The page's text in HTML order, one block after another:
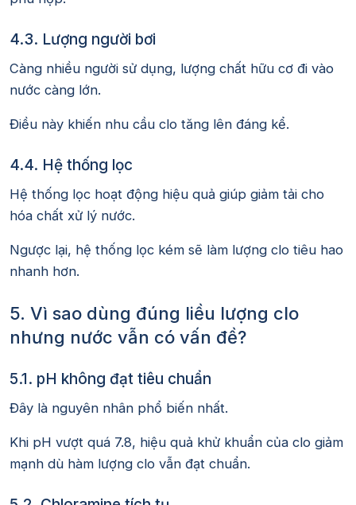
4.3. Lượng người bơi
Càng nhiều người sử dụng, lượng chất hữu cơ đi vào
nước càng lớn.
Điều này khiến nhu cầu clo tăng lên đáng kể.
4.4. Hệ thống lọc
Hệ thống lọc hoạt động hiệu quả giúp giảm tải cho
hóa chất xử lý nước.
Ngược lại, hệ thống lọc kém sẽ làm lượng clo tiêu hao
nhanh hơn.
5. Vì sao dùng đúng liều lượng clo
nhưng nước vẫn có vấn đề?
5.1. pH không đạt tiêu chuẩn
Đây là nguyên nhân phổ biến nhất.
Khi pH vượt quá 7.8, hiệu quả khử khuẩn của clo giảm
mạnh dù hàm lượng clo vẫn đạt chuẩn.